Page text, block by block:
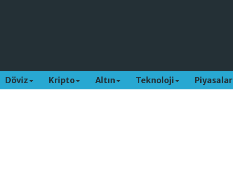
Döviz Kripto Altın Teknoloji Piyasalar